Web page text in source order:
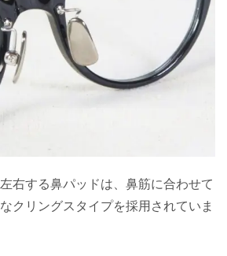
右する鼻パッドは、鼻筋に合わせて
クリングスタイプを採用されていま